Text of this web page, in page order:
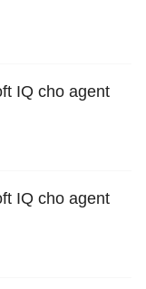
IQ cho agent
IQ cho agent